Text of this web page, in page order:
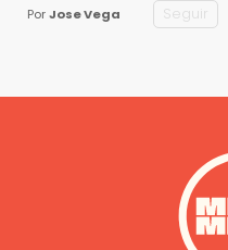
PorJose Vega Seguir